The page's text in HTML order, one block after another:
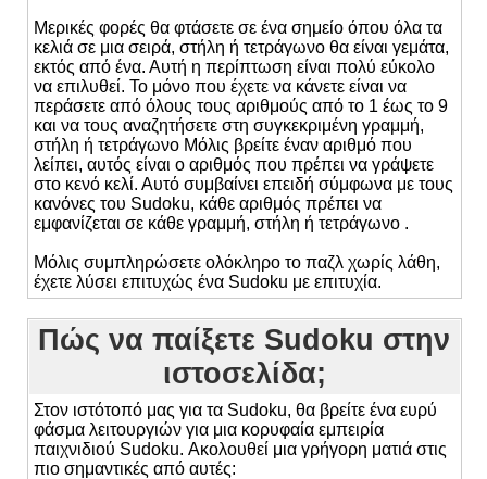
Μερικές φορές θα φτάσετε σε ένα σημείο όπου όλα τα
κελιά σε μια σειρά, στήλη ή τετράγωνο θα είναι γεμάτα,
εκτός από ένα. Αυτή η περίπτωση είναι πολύ εύκολο
να επιλυθεί. Το μόνο που έχετε να κάνετε είναι να
περάσετε από όλους τους αριθμούς από το 1 έως το 9
και να τους αναζητήσετε στη συγκεκριμένη γραμμή,
στήλη ή τετράγωνο Μόλις βρείτε έναν αριθμό που
λείπει, αυτός είναι ο αριθμός που πρέπει να γράψετε
στο κενό κελί. Αυτό συμβαίνει επειδή σύμφωνα με τους
κανόνες του Sudoku, κάθε αριθμός πρέπει να
εμφανίζεται σε κάθε γραμμή, στήλη ή τετράγωνο .
Μόλις συμπληρώσετε ολόκληρο το παζλ χωρίς λάθη,
έχετε λύσει επιτυχώς ένα Sudoku με επιτυχία.
Πώς να παίξετε Sudoku στην
ιστοσελίδα;
Στον ιστότοπό μας για τα Sudoku, θα βρείτε ένα ευρύ
φάσμα λειτουργιών για μια κορυφαία εμπειρία
παιχνιδιού Sudoku. Ακολουθεί μια γρήγορη ματιά στις
πιο σημαντικές από αυτές: